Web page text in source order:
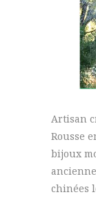
Artisan
Rousse
bijoux
chinées